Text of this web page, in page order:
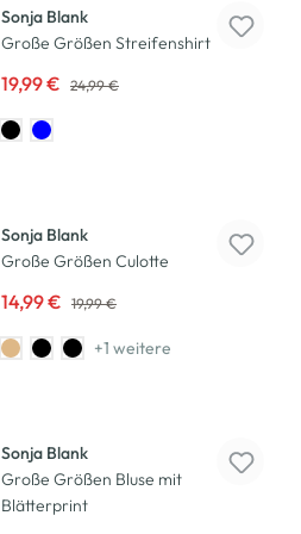
Sonja Blank
Große Größen Streifenshirt
19,99 € 24,99 €
Sonja Blank
Große Größen Culotte
14,99 € 19,99 €
+1 weitere
Sonja Blank
Große Größen Bluse mit
Blätterprint